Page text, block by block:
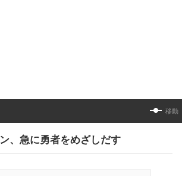
移動
、急に勇者をめざしだす